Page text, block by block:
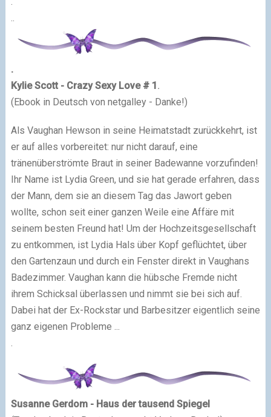
.
Kylie Scott - Crazy Sexy Love # 1 .
(Ebook in Deutsch von netgalley - Danke!)
Als Vaughan Hewson in seine Heimatstadt zurückkehrt, ist
er auf alles vorbereitet: nur nicht darauf, eine
tränenüberströmte Braut in seiner Badewanne vorzufinden!
Ihr Name ist Lydia Green, und sie hat gerade erfahren, dass
der Mann, dem sie an diesem Tag das Jawort geben
wollte, schon seit einer ganzen Weile eine Affäre mit
seinem besten Freund hat! Um der Hochzeitsgesellschaft
zu entkommen, ist Lydia Hals über Kopf geflüchtet, über
den Gartenzaun und durch ein Fenster direkt in Vaughans
Badezimmer. Vaughan kann die hübsche Fremde nicht
ihrem Schicksal überlassen und nimmt sie bei sich auf.
Dabei hat der Ex-Rockstar und Barbesitzer eigentlich seine
ganz eigenen Probleme ...
.
Susanne Gerdom - Haus der tausend Spiegel